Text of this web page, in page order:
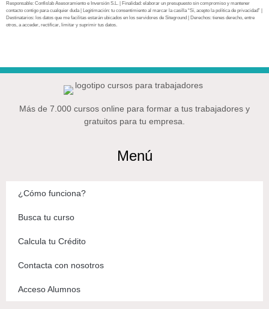
Responsable: Confislab Asesoramiento e Inversión S.L. | Finalidad: elaborar un presupuesto sin compromiso y mantener
contacto contigo para cualquier duda | Legitimación: tu consentimiento al marcar la casilla “Sí, acepto la política de privacidad” |
Destinatarios: los datos que me facilitas estarán ubicados en los servidores de Siteground | Derechos: tienes derecho, entre
otros, a acceder, rectificar, limitar y suprimir tus datos.
Más de 7.000 cursos online para formar a tus trabajadores y
gratuitos para tu empresa.
Menú
¿Cómo funciona?
Busca tu curso
Calcula tu Crédito
Contacta con nosotros
Acceso Alumnos